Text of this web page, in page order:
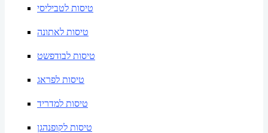
טיסות לטביליסי
טיסות לאתונה
טיסות לבודפשט
טיסות לפראג
טיסות למדריד
טיסות לקופנהגן